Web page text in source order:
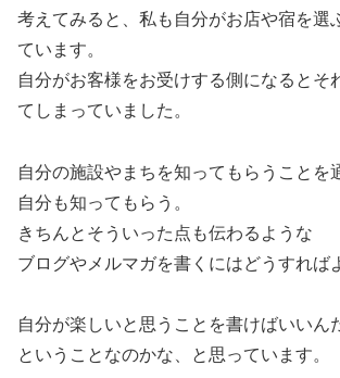
考えてみると、私も自分がお店や宿を選
ています。
自分がお客様をお受けする側になるとそ
てしまっていました。
自分の施設やまちを知ってもらうことを
自分も知ってもらう。
きちんとそういった点も伝わるような
ブログやメルマガを書くにはどうすれば
自分が楽しいと思うことを書けばいいん
ということなのかな、と思っています。